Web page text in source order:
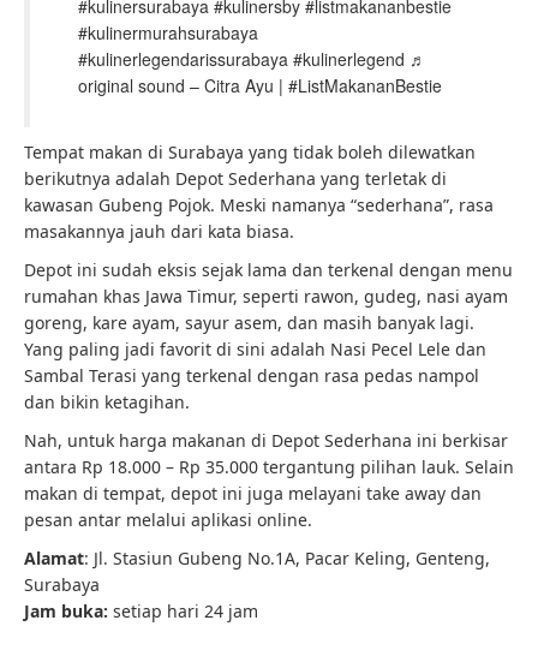
#kulinersurabaya #kulinersby #listmakananbestie
#kulinermurahsurabaya
#kulinerlegendarissurabaya #kulinerlegend ♬
original sound – Citra Ayu | #ListMakananBestie
Tempat makan di Surabaya yang tidak boleh dilewatkan
berikutnya adalah Depot Sederhana yang terletak di
kawasan Gubeng Pojok. Meski namanya “sederhana”, rasa
masakannya jauh dari kata biasa.
Depot ini sudah eksis sejak lama dan terkenal dengan menu
rumahan khas Jawa Timur, seperti rawon, gudeg, nasi ayam
goreng, kare ayam, sayur asem, dan masih banyak lagi.
Yang paling jadi favorit di sini adalah Nasi Pecel Lele dan
Sambal Terasi yang terkenal dengan rasa pedas nampol
dan bikin ketagihan.
Nah, untuk harga makanan di Depot Sederhana ini berkisar
antara Rp 18.000 – Rp 35.000 tergantung pilihan lauk. Selain
makan di tempat, depot ini juga melayani take away dan
pesan antar melalui aplikasi online.
Alamat: Jl. Stasiun Gubeng No.1A, Pacar Keling, Genteng,
Surabaya
Jam buka: setiap hari 24 jam